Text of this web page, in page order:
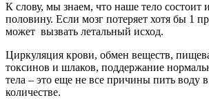
К слову, мы знаем, что наше тело состоит
половину. Если мозг потеряет хотя бы 1
может вызвать летальный исход.
Циркуляция крови, обмен веществ,
токсинов и шлаков, поддержание
тела – это еще не все причины пить воду
количестве.